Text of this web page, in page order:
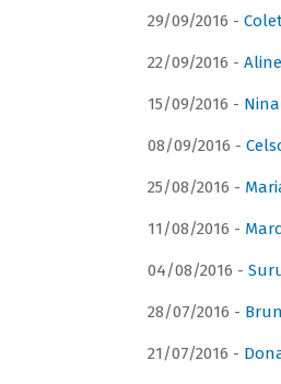
29/09/2016 -
22/09/2016 -
15/09/2016 -
08/09/2016 -
25/08/2016 -
11/08/2016 -
04/08/2016 -
28/07/2016 -
21/07/2016 -